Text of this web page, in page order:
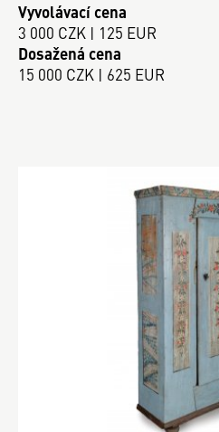
Vyvolávací cena
3 000 CZK | 125 EUR
Dosažená cena
15 000 CZK | 625 EUR